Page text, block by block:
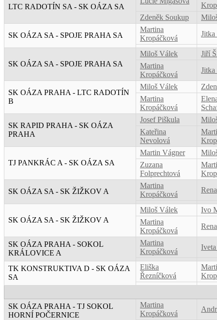
LTC RADOTÍN SA - SK OÁZA SA
Zdeněk Soukup
SK OÁZA SA - SPOJE PRAHA SA
Martina
Kropáčková
SK OÁZA SA - SPOJE PRAHA SA
Miloš Válek
Jiří
Martina
Kropáčková
SK OÁZA PRAHA - LTC RADOTÍN
B
Miloš Válek
Martina
Kropáčková
SK RAPID PRAHA - SK OÁZA
PRAHA
Josef Piškula
Kateřina
Nevolová
TJ PANKRÁC A - SK OÁZA SA
Martin Vágner
Zuzana
Folprechtová
SK OÁZA SA - SK ŽIŽKOV A
Martina
Kropáčková
SK OÁZA SA - SK ŽIŽKOV A
Miloš Válek
Ivo
Martina
Kropáčková
SK OÁZA PRAHA - SOKOL
KRÁLOVICE A
Martina
Kropáčková
TK KONSTRUKTIVA D - SK OÁZA
SA
Eliška
Řezníčková
SK OÁZA PRAHA - TJ SOKOL
HORNÍ POČERNICE
Martina
Kropáčková